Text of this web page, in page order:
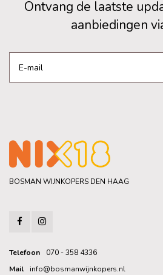
Ontvang de laatste
aanbiedingen
BOSMAN WIJNKOPERS DEN HAAG
Telefoon
070 - 358 4336
Mail
info@bosmanwijnkopers.nl